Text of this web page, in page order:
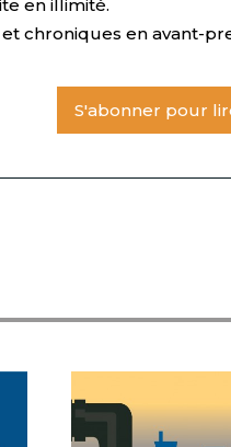
en illimité.
chroniques en avant-
S'abonner pour